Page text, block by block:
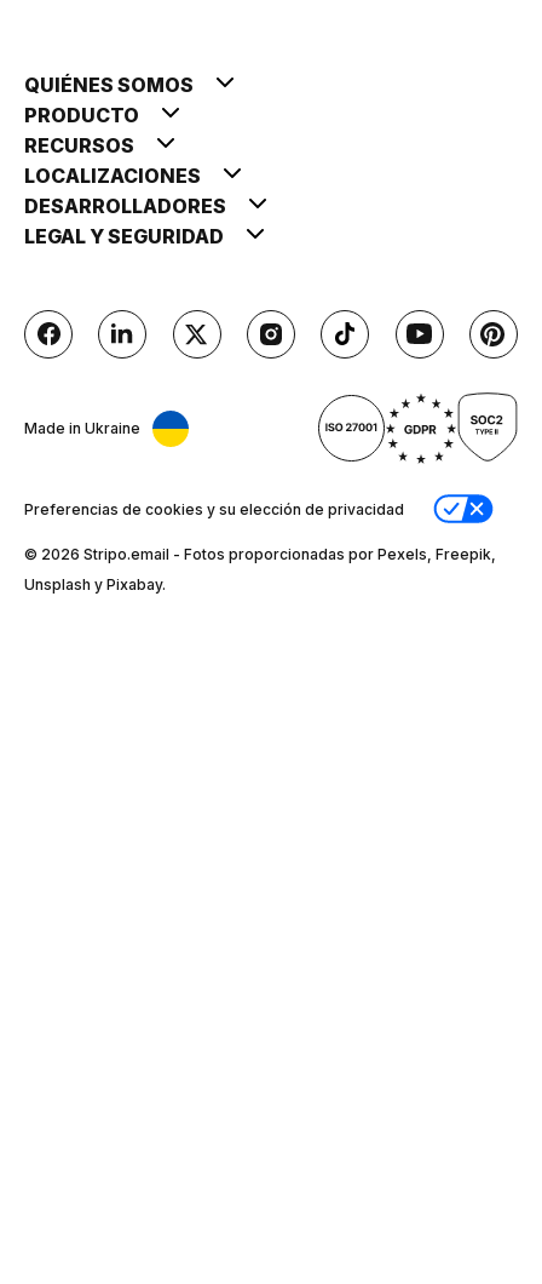
QUIÉNES SOMOS
PRODUCTO
RECURSOS
LOCALIZACIONES
DESARROLLADORES
LEGAL Y SEGURIDAD
Made in Ukraine
Preferencias de cookies y su elección de privacidad
© 2026 Stripо.email - Fotos proporcionadas por Pexels, Freepik,
Unsplash y Pixabay.